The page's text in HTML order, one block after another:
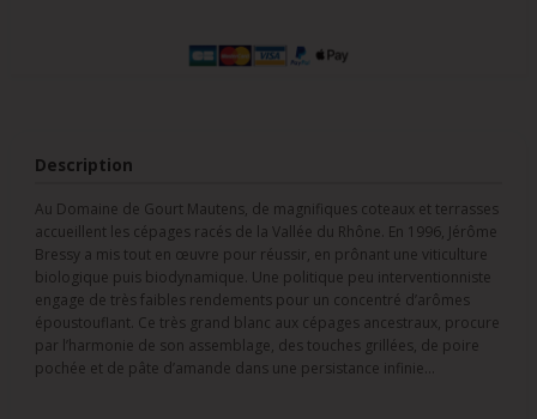
Description
Au Domaine de Gourt Mautens, de magnifiques coteaux et terrasses
accueillent les cépages racés de la Vallée du Rhône. En 1996, Jérôme
Bressy a mis tout en œuvre pour réussir, en prônant une viticulture
biologique puis biodynamique. Une politique peu interventionniste
engage de très faibles rendements pour un concentré d’arômes
époustouflant. Ce très grand blanc aux cépages ancestraux, procure
par l’harmonie de son assemblage, des touches grillées, de poire
pochée et de pâte d’amande dans une persistance infinie…